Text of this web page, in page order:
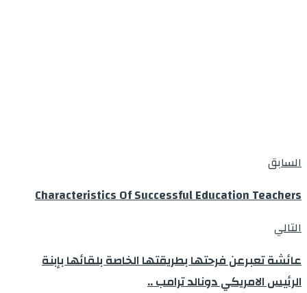
السابق
Characteristics Of Successful Education Teachers
التالي
عائشة تعبرعن فرحتها بطريقتها الخاصة بلقائها بإبنة
الرئيس الامريكي دونالد ترامب ..